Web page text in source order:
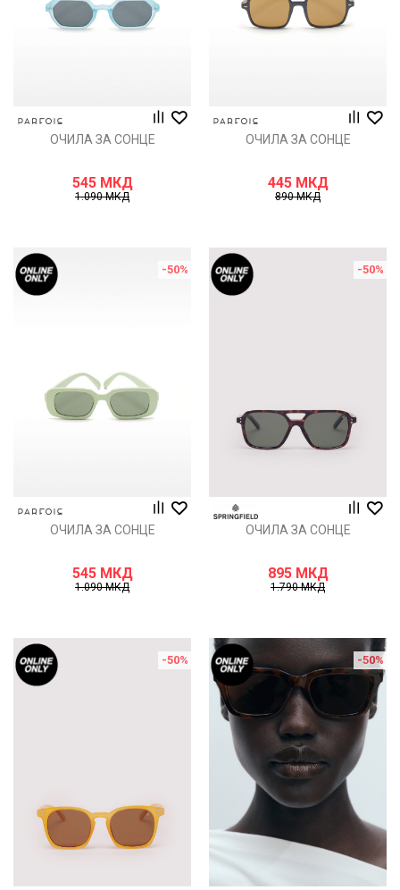
ОЧИЛА ЗА СОНЦЕ
545 МКД
1.090МКД
ОЧИЛА ЗА СОНЦЕ
445 МКД
890МКД
-50%
ОЧИЛА ЗА СОНЦЕ
545 МКД
1.090МКД
-50%
ОЧИЛА ЗА СОНЦЕ
895 МКД
1.790МКД
-50% -50%